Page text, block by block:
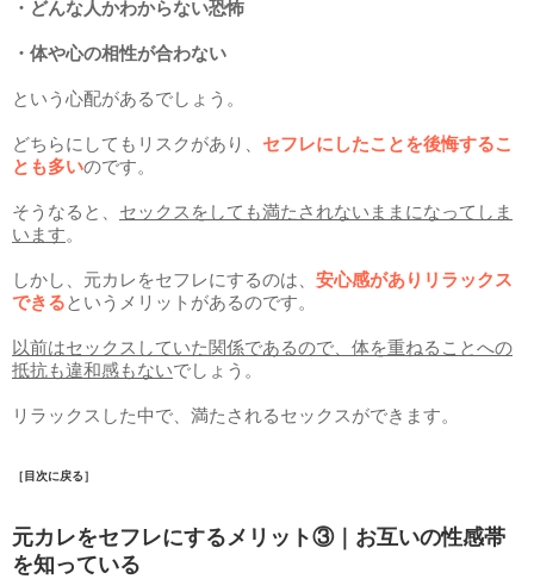
・どんな人かわからない恐怖
・体や心の相性が合わない
という心配があるでしょう。
どちらにしてもリスクがあり、 セフレにしたことを後悔するこ
とも多いのです。
そうなると、 セックスをしても満たされないままになってしま
います。
しかし、元カレをセフレにするのは、 安心感がありリラックス
できるというメリットがあるのです。
以前はセックスしていた関係であるので、体を重ねることへの
抵抗も違和感もないでしょう。
リラックスした中で、満たされるセックスができます。
［目次に戻る］
元カレをセフレにするメリット③｜お互いの性感帯
を知っている